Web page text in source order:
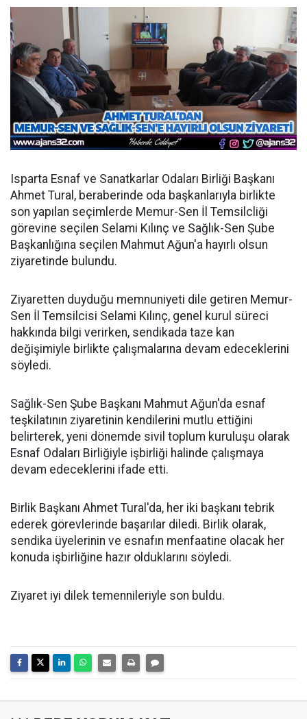
Isparta Esnaf ve Sanatkarlar Odaları Birliği Başkanı
Ahmet Tural, beraberinde oda başkanlarıyla birlikte
son yapılan seçimlerde Memur-Sen İl Temsilcliği
görevine seçilen Selami Kılınç ve Sağlık-Sen Şube
Başkanlığına seçilen Mahmut Ağun'a hayırlı olsun
ziyaretinde bulundu.
Ziyaretten duyduğu memnuniyeti dile getiren Memur-
Sen İl Temsilcisi Selami Kılınç, genel kurul süreci
hakkında bilgi verirken, sendikada taze kan
değişimiyle birlikte çalışmalarına devam edeceklerini
söyledi.
Sağlık-Sen Şube Başkanı Mahmut Ağun'da esnaf
teşkilatının ziyaretinin kendilerini mutlu ettiğini
belirterek, yeni dönemde sivil toplum kuruluşu olarak
Esnaf Odaları Birliğiyle işbirliği halinde çalışmaya
devam edeceklerini ifade etti.
Birlik Başkanı Ahmet Tural'da, her iki başkanı tebrik
ederek görevlerinde başarılar diledi. Birlik olarak,
sendika üyelerinin ve esnafın menfaatine olacak her
konuda işbirliğine hazır olduklarını söyledi.
Ziyaret iyi dilek temennileriyle son buldu.